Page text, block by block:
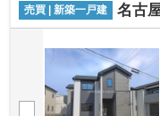
売買 | 新築一戸建 名古屋市緑